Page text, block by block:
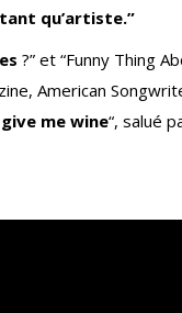
qu’artiste.”
?” et “Funny Thing
American
me wine“, salué